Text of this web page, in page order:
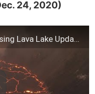
24, 2020)
Kilauea Eruption Day Four – Rising Lava Lake Update (Dec. 24, 2020)